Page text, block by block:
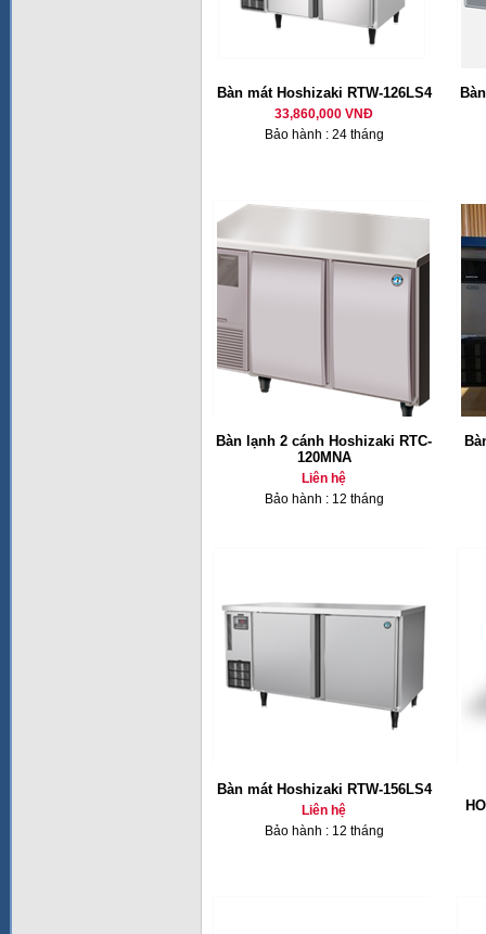
Bàn mát Hoshizaki RTW-126LS4
33,860,000 VNĐ
Bảo hành : 24 tháng
Bàn lạnh 2 cánh Hoshizaki RTC-
120MNA
Liên hệ
Bảo hành : 12 tháng
Bàn mát Hoshizaki RTW-156LS4
Liên hệ
Bảo hành : 12 tháng